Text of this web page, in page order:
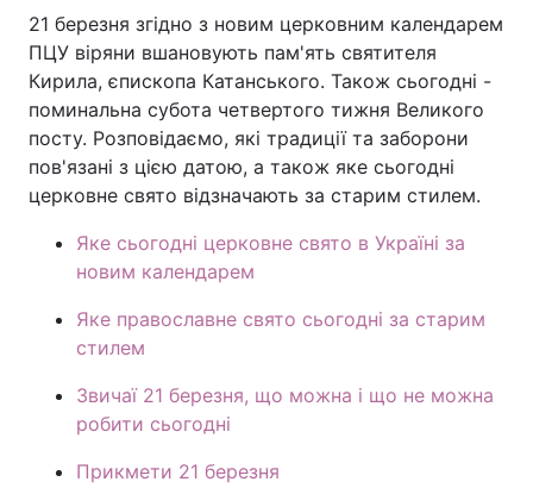
Головна Війна
Україна
Економіка Світ
Спорт Наука
Техно і зв'язок Лайт
Зброя
Здоров'я
Цікавинки
Екологія
21 березня згідно з новим церковним календарем
ПЦУ віряни вшановують пам'ять святителя
Кирила, єпископа Катанського. Також сьогодні -
поминальна субота четвертого тижня Великого
посту. Розповідаємо, які традиції та заборони
пов'язані з цією датою, а також яке сьогодні
церковне свято відзначають за старим стилем.
Яке сьогодні церковне свято в Україні за
новим календарем
Яке православне свято сьогодні за старим
стилем
Звичаї 21 березня, що можна і що не можна
робити сьогодні
Прикмети 21 березня